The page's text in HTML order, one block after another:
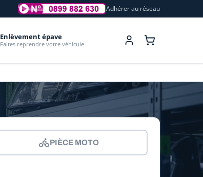
Adhérer au réseau
Enlèvement épave
Faites reprendre votre véhicule
PIÈCE MOTO